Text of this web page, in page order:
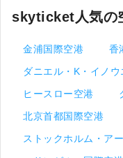
skyticket人気の
金浦国際空港
香
ダニエル・K・イノ
ヒースロー空港
北京首都国際空港
ストックホルム・ア